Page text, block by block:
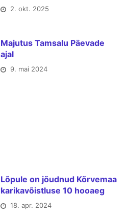
2. okt. 2025
Majutus Tamsalu Päevade
ajal
9. mai 2024
Lõpule on jõudnud Kõrvemaa
karikavõistluse 10 hooaeg
18. apr. 2024